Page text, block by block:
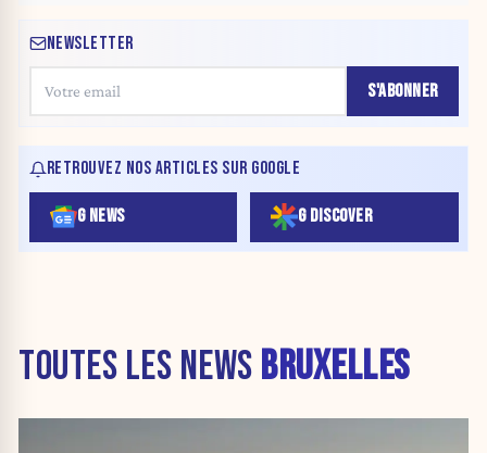
NEWSLETTER
S'ABONNER
RETROUVEZ NOS ARTICLES SUR GOOGLE
G NEWS G DISCOVER
TOUTES LES NEWS BRUXELLES